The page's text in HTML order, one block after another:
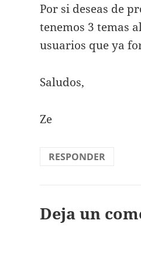
Por si deseas de
tenemos 3 temas
usuarios que ya
Saludos,
Ze
RESPONDER
Deja un